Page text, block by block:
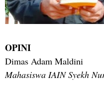
OPINI
Dimas Adam Maldini
Mahasiswa IAIN Syekh